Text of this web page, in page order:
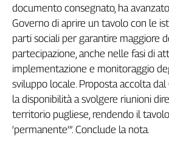
settimana
Collettiva
Girasoli
Il
Sassolino
Linea
Economica
It
Easy
documento consegnato, ha
Governo di aprire un tavolo con le
parti sociali per garantire maggiore
partecipazione, anche nelle fasi di
implementazione e monitoraggio
sviluppo locale. Proposta accolta
la disponibilità a svolgere riunioni
territorio pugliese, rendendo il
‘permanente’”. Conclude la nota.